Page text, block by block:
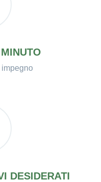
impegno
DESIDERATI